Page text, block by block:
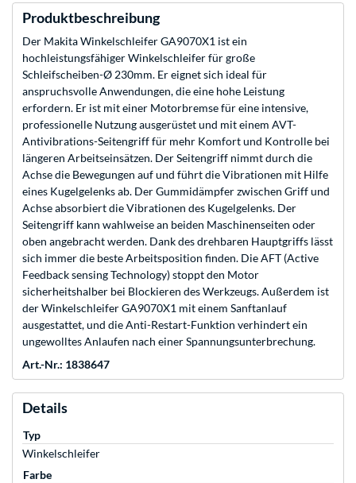
Produktbeschreibung
Der Makita Winkelschleifer GA9070X1 ist ein
hochleistungsfähiger Winkelschleifer für große
Schleifscheiben-Ø 230mm. Er eignet sich ideal für
anspruchsvolle Anwendungen, die eine hohe Leistung
erfordern. Er ist mit einer Motorbremse für eine intensive,
professionelle Nutzung ausgerüstet und mit einem AVT-
Antivibrations-Seitengriff für mehr Komfort und Kontrolle bei
längeren Arbeitseinsätzen. Der Seitengriff nimmt durch die
Achse die Bewegungen auf und führt die Vibrationen mit Hilfe
eines Kugelgelenks ab. Der Gummidämpfer zwischen Griff und
Achse absorbiert die Vibrationen des Kugelgelenks. Der
Seitengriff kann wahlweise an beiden Maschinenseiten oder
oben angebracht werden. Dank des drehbaren Hauptgriffs lässt
sich immer die beste Arbeitsposition finden. Die AFT (Active
Feedback sensing Technology) stoppt den Motor
sicherheitshalber bei Blockieren des Werkzeugs. Außerdem ist
der Winkelschleifer GA9070X1 mit einem Sanftanlauf
ausgestattet, und die Anti-Restart-Funktion verhindert ein
ungewolltes Anlaufen nach einer Spannungsunterbrechung.
Art.-Nr.: 1838647
Details
Typ
Winkelschleifer
Farbe